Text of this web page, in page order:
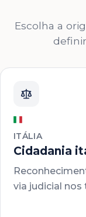
Escolha a
ITÁLIA
Cidadania
via judicial nos